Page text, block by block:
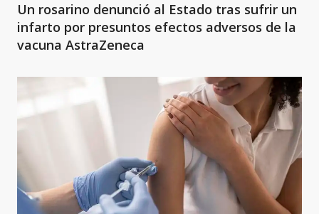
Un rosarino denunció al Estado tras sufrir un
infarto por presuntos efectos adversos de la
vacuna AstraZeneca